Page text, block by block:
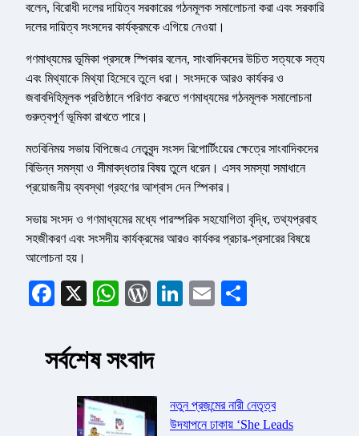
বলেন, বিরোধী দলের দায়িত্ব সরকারের গঠনমূলক সমালোচনা করা এবং সরকারি
দলের দায়িত্ব সংসদের কার্যক্রমকে এগিয়ে নেওয়া।
গণমাধ্যমের ভূমিকা প্রসঙ্গে স্পিকার বলেন, সাংবাদিকদের উচিত সত্যকে সত্য
এবং মিথ্যাকে মিথ্যা হিসেবে তুলে ধরা। সংসদকে আরও কার্যকর ও
জবাবদিহিমূলক প্রতিষ্ঠানে পরিণত করতে গণমাধ্যমের গঠনমূলক সমালোচনা
গুরুত্বপূর্ণ ভূমিকা রাখতে পারে।
মতবিনিময় সভায় বিপিজেএ নেতৃবৃন্দ সংসদ রিপোর্টিংয়ের ক্ষেত্রে সাংবাদিকদের
বিভিন্ন সমস্যা ও সীমাবদ্ধতার বিষয় তুলে ধরেন। এসব সমস্যা সমাধানে
প্রয়োজনীয় ব্যবস্থা গ্রহণের আশ্বাস দেন স্পিকার।
সভায় সংসদ ও গণমাধ্যমের মধ্যে পারস্পরিক সহযোগিতা বৃদ্ধি, তথ্যপ্রবাহ
সহজীকরণ এবং সংসদীয় কার্যক্রমের আরও কার্যকর প্রচার-প্রসারের বিষয়ে
আলোচনা হয়।
Facebook
X WhatsApp
WordPress
LinkedIn
Email
সর্বশেষ সংবাদ
নতুন প্রজন্মের নারী নেতৃত্ব
উদযাপনে ঢাকায় ‘She Leads